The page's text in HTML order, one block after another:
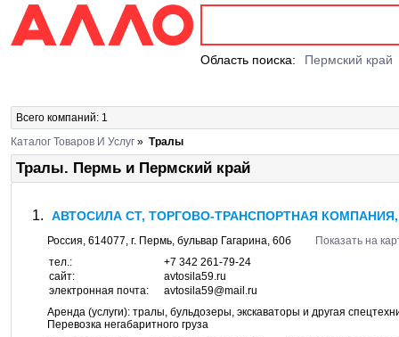
Область поиска: Пермский край
Всего компаний: 1
Каталог Товаров И Услуг » Тралы
Тралы. Пермь и Пермский край
АВТОСИЛА СТ, ТОРГОВО-ТРАНСПОРТНАЯ
Россия, 614077, г. Пермь, бульвар Гагарина, 60б
Показать на
тел.:
+7 342 261-79-24
сайт:
avtosila59.ru
электронная почта:
avtosila59@mail.ru
Аренда (услуги): тралы, бульдозеры, экскаваторы и другая
Перевозка негабаритного груза